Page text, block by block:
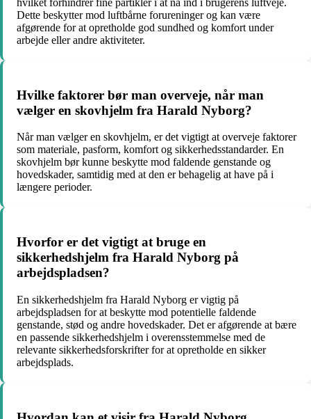
hvilket forhindrer fine partikler i at nå ind i brugerens luftveje.
Dette beskytter mod luftbårne forureninger og kan være
afgørende for at opretholde god sundhed og komfort under
arbejde eller andre aktiviteter.
Hvilke faktorer bør man overveje, når man
vælger en skovhjelm fra Harald Nyborg?
Når man vælger en skovhjelm, er det vigtigt at overveje faktorer
som materiale, pasform, komfort og sikkerhedsstandarder. En
skovhjelm bør kunne beskytte mod faldende genstande og
hovedskader, samtidig med at den er behagelig at have på i
længere perioder.
Hvorfor er det vigtigt at bruge en
sikkerhedshjelm fra Harald Nyborg på
arbejdspladsen?
En sikkerhedshjelm fra Harald Nyborg er vigtig på
arbejdspladsen for at beskytte mod potentielle faldende
genstande, stød og andre hovedskader. Det er afgørende at bære
en passende sikkerhedshjelm i overensstemmelse med de
relevante sikkerhedsforskrifter for at opretholde en sikker
arbejdsplads.